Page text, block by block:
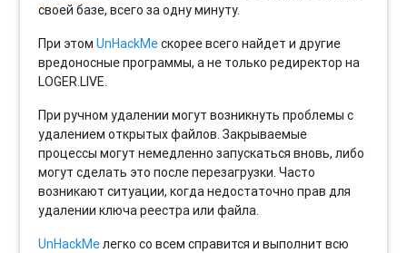
своей базе, всего за одну минуту.
При этомUnHackMeскорее всего найдет и другие
вредоносные программы, а не только редиректор на
LOGER.LIVE.
При ручном удалении могут возникнуть проблемы с
удалением открытых файлов. Закрываемые
процессы могут немедленно запускаться вновь, либо
могут сделать это после перезагрузки. Часто
возникают ситуации, когда недостаточно прав для
удалении ключа реестра или файла.
UnHackMeлегко со всем справится и выполнит всю